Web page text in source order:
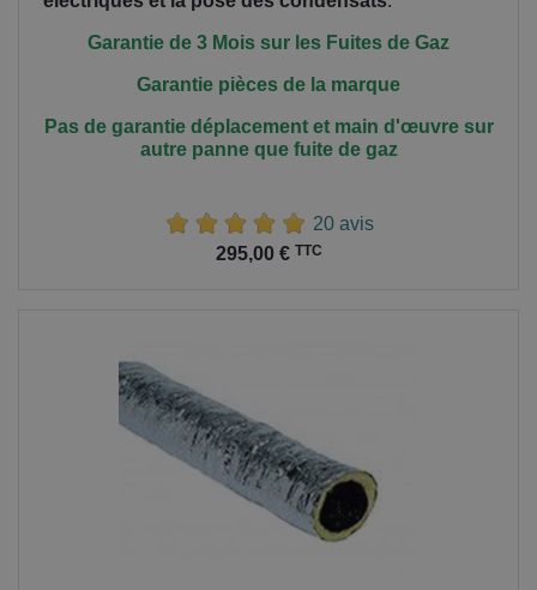
Garantie de 3 Mois sur les Fuites de Gaz
Garantie pièces de la marque
Pas de garantie déplacement et main d'œuvresur
autre panne que fuite de gaz
20 avis
295,00 € TTC